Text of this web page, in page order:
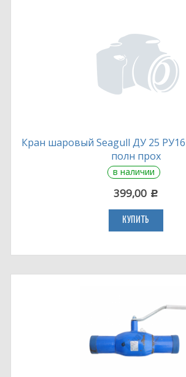
Кран шаровый Seagull ДУ 25
полн прох
в наличии
399,00 c
КУПИТЬ